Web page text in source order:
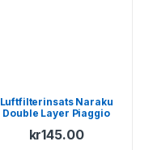
Luftfilterinsats Naraku
Double Layer Piaggio
kr145.00